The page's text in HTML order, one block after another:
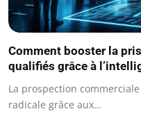
Comment booster la
qualifiés grâce à
La prospection
radicale grâce aux…